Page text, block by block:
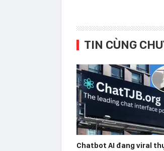
TIN CÙNG
Chatbot AI đang viral